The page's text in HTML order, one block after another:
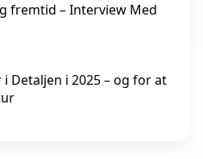
fremtid – Interview Med
Detaljen i 2025 – og for at